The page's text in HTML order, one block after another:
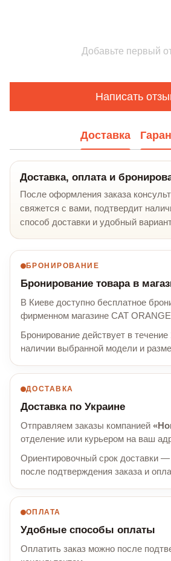
Добавьте первый
Написать
Доставка
Доставка, оплата и
После оформления заказа
свяжется с вами, подтвердит
способ доставки и удобный
БРОНИРОВАНИЕ
Бронирование товара в
В Киеве доступно бесплатное
фирменном магазине CAT
Бронирование действует в течение
наличии выбранной модели и
ДОСТАВКА
Доставка по Украине
Отправляем заказы компанией
отделение или курьером на ваш
Ориентировочный срок доставки —
после подтверждения заказа и
ОПЛАТА
Удобные способы оплаты
Оплатить заказ можно после